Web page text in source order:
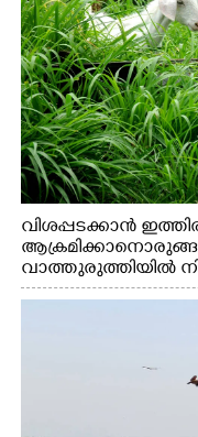
വിശപ്പടക്കാൻ
വാത്തുരുത്തിയിൽ